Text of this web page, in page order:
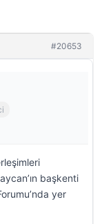
#20653
başkenti
yer